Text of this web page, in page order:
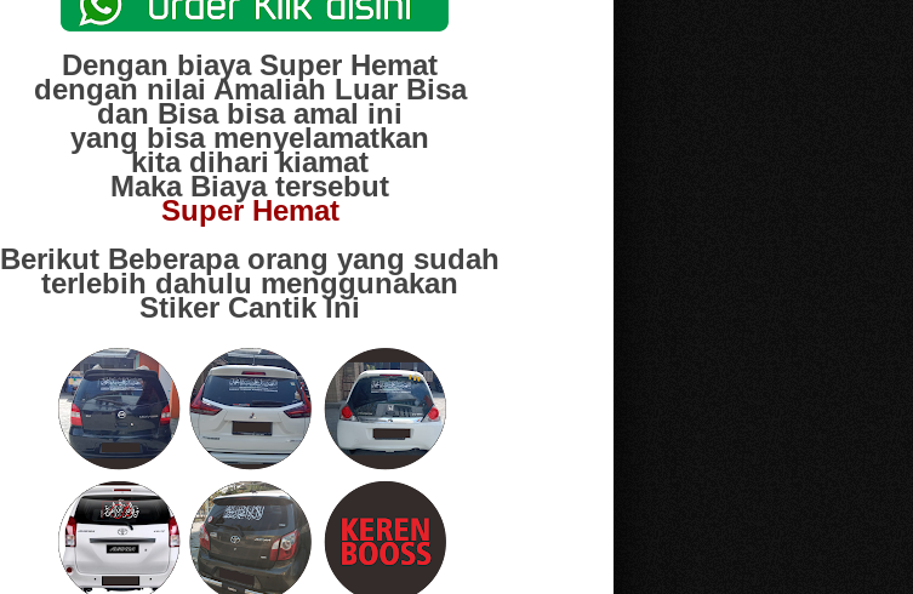
Dengan biaya Super Hemat
dengan nilai Amaliah Luar Bisa
dan Bisa bisa amal ini
yang bisa menyelamatkan
kita dihari kiamat
Maka Biaya tersebut
Super Hemat
Berikut Beberapa orang yang sudah
terlebih dahulu menggunakan
Stiker Cantik Ini